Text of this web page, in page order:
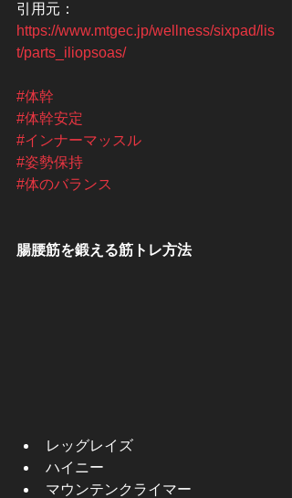
引用元：
https://www.mtgec.jp/wellness/sixpad/lis
t/parts_iliopsoas/
#体幹
#体幹安定
#インナーマッスル
#姿勢保持
#体のバランス
腸腰筋を鍛える筋トレ方法
レッグレイズ
ハイニー
マウンテンクライマー